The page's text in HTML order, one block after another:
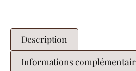
Description
Informations